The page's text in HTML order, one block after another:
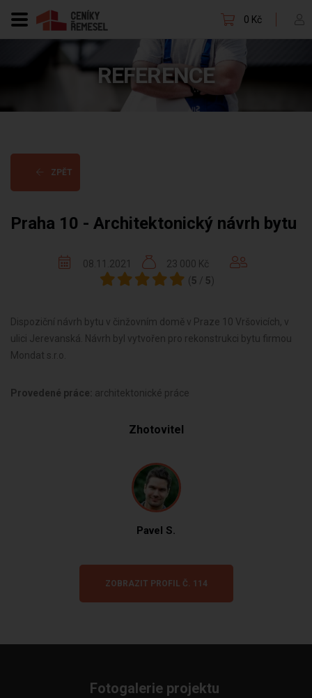
0 Kč
REFERENCE
ZPĚT
Praha 10 - Architektonický návrh bytu
08.11.2021
23 000 Kč
( 5 / 5)
Dispoziční návrh bytu v činžovním domě v Praze 10 Vršovicích, v
ulici Jerevanská. Návrh byl vytvořen pro rekonstrukci bytu firmou
Mondat s.r.o.
Provedené práce: architektonické práce
Zhotovitel
Pavel S.
ZOBRAZIT PROFIL Č. 114
Fotogalerie projektu